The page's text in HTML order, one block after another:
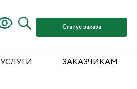
Статус заказа
УСЛУГИ ЗАКАЗЧИКАМ